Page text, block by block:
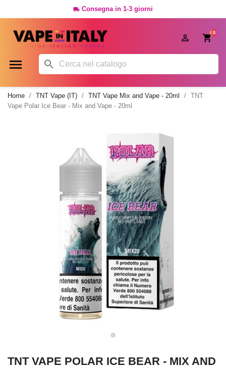
 Consegna in 1-3 giorni
0

 
Home TNT Vape (IT) TNT Vape Mix and Vape - 20ml
TNT
Vape Polar Ice Bear - Mix and Vape - 20ml
TNT VAPE POLAR ICE BEAR - MIX AND